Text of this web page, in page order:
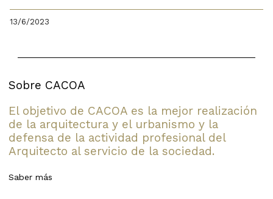
13/6/2023
Sobre CACOA
El objetivo de CACOA es la mejor realización
de la arquitectura y el urbanismo y la
defensa de la actividad profesional del
Arquitecto al servicio de la sociedad.
Saber más